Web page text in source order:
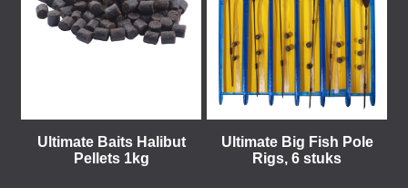
Ultimate Baits Halibut
Pellets 1kg
Ultimate Big Fish Pole
Rigs, 6 stuks